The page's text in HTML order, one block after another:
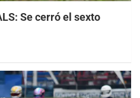
Se cerró el sexto